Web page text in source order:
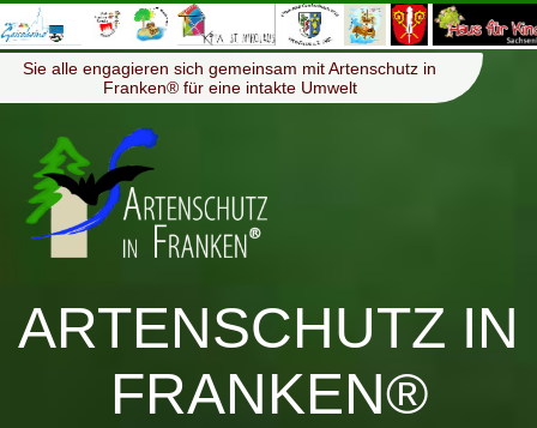
Menü ≡
Sie alle engagieren sich gemeinsam mit Artenschutz in
Franken® für eine intakte Umwelt
ARTENSCHUTZ IN
FRANKEN®